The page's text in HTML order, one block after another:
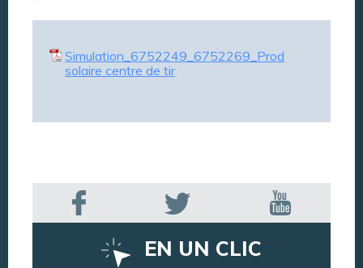
Simulation_6752249_6752269_Prod
solaire centre de tir
EN UN CLIC